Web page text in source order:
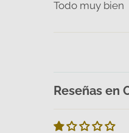
Todo muy bien
Reseñas en